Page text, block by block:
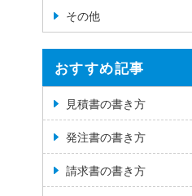
その他
おすすめ記事
見積書の書き方
発注書の書き方
請求書の書き方